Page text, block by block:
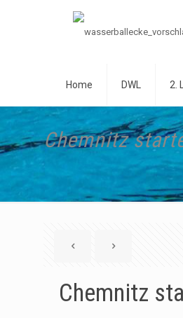
Home DWL 2.
Chemnitz
Chemnitz